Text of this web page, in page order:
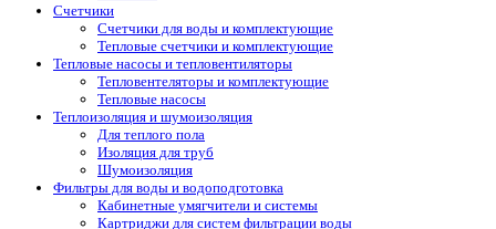
Счетчики
Счетчики для воды и комплектующие
Тепловые счетчики и комплектующие
Тепловые насосы и тепловентиляторы
Тепловентеляторы и комплектующие
Тепловые насосы
Теплоизоляция и шумоизоляция
Для теплого пола
Изоляция для труб
Шумоизоляция
Фильтры для воды и водоподготовка
Кабинетные умягчители и системы
Картриджи для систем фильтрации воды